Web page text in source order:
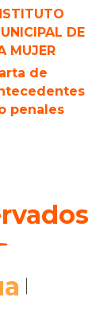
DE
MUJER
de
penales